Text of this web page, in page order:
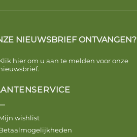
NIEUWSBRIEF ONTVANGEN?
hier om u aan te melden voor onze
wishlist